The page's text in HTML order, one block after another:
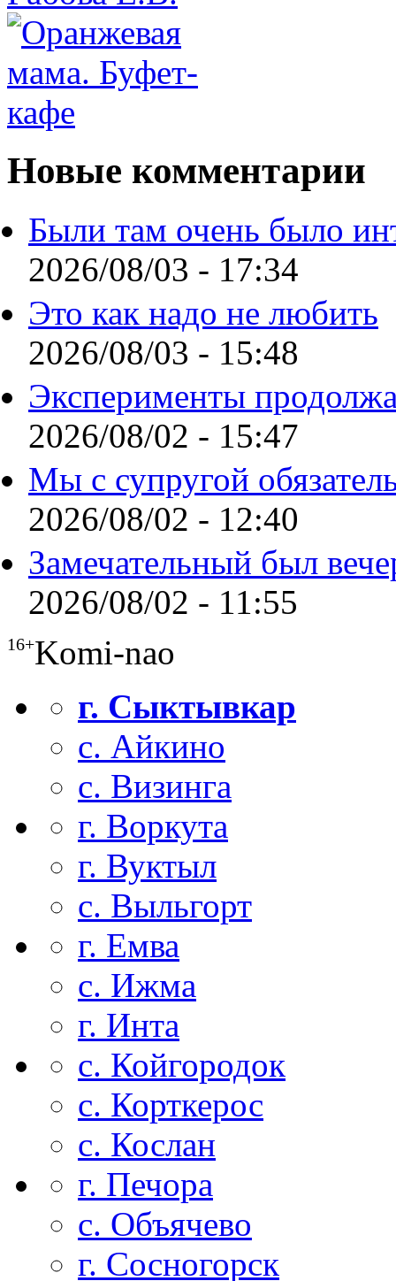
Новые комментарии
Были там очень было
2026/08/03 - 17:34
Это как надо не любить
2026/08/03 - 15:48
Эксперименты
2026/08/02 - 15:47
Мы с супругой
2026/08/02 - 12:40
Замечательный был
2026/08/02 - 11:55
16+Komi-nao
г. Сыктывкар
с. Айкино
с. Визинга
г. Воркута
г. Вуктыл
с. Выльгорт
г. Емва
с. Ижма
г. Инта
с. Койгородок
с. Корткерос
с. Кослан
г. Печора
с. Объячево
г. Сосногорск